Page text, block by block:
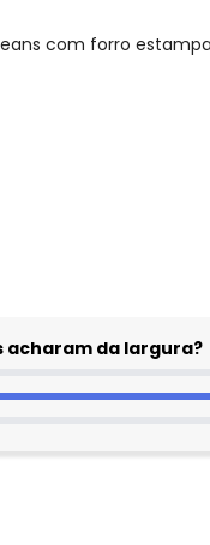
com forro
acharam da largura?